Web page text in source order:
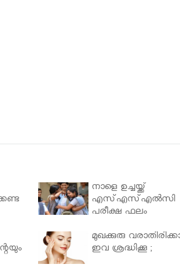
നാളെ ഉച്ചയ്ക്ക്
എസ്എസ്എല്‍സി
പരീക്ഷ ഫലം
മുഖക്കുരു
ഇവ ശ്രദ്ധിക്കൂ ;